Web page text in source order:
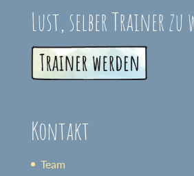
Lust, selber Trainer zu
Kontakt
Team